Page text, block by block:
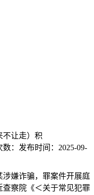
不让走）积
： 发布时间： 2025-09-
嫌诈骗，罪案件开展庭
察院《＜关于常见犯罪